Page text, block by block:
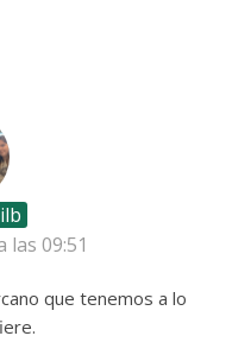
las 09:51
que tenemos a lo